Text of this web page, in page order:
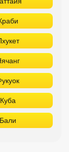
Куба
Бали